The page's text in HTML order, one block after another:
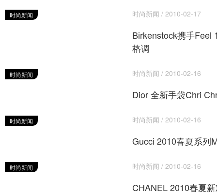
时尚新闻 时尚新闻 / 2010-02-17
Birkenstock携手Feel
格调
时尚新闻 时尚新闻 / 2010-02-16
Dior 全新手袋Chri
时尚新闻 时尚新闻 / 2010-02-16
Gucci 2010春夏系列
时尚新闻 时尚新闻 / 2010-02-16
CHANEL 2010春夏